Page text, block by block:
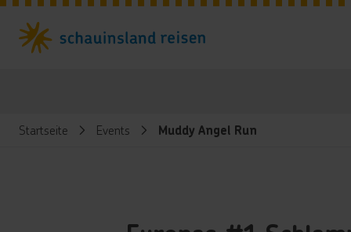
Startseite Events Muddy Angel Run